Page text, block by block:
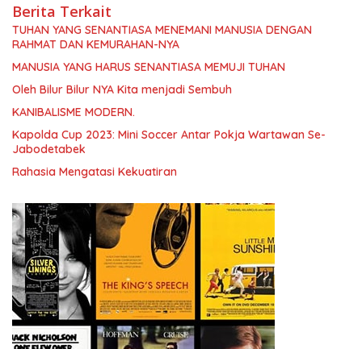
Berita Terkait
TUHAN YANG SENANTIASA MENEMANI MANUSIA DENGAN
RAHMAT DAN KEMURAHAN-NYA
MANUSIA YANG HARUS SENANTIASA MEMUJI TUHAN
Oleh Bilur Bilur NYA Kita menjadi Sembuh
KANIBALISME MODERN.
Kapolda Cup 2023: Mini Soccer Antar Pokja Wartawan Se-
Jabodetabek
Rahasia Mengatasi Kekuatiran